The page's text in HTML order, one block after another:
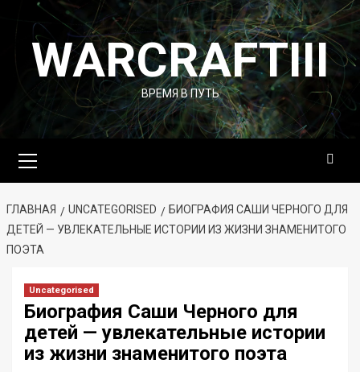
Перейти
содержимому
WARCRAFTIII
ВРЕМЯ В ПУТЬ
меню
ГЛАВНАЯ UNCATEGORISED
БИОГРАФИЯ САШИ ЧЕРНОГО ДЛЯ
ДЕТЕЙ — УВЛЕКАТЕЛЬНЫЕ ИСТОРИИ ИЗ ЖИЗНИ ЗНАМЕНИТОГО
ПОЭТА
Uncategorised
Биография Саши Черного для
детей — увлекательные истории
из жизни знаменитого поэта